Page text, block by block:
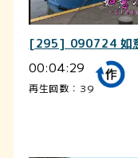
[295] 090724 如
00:04:29
再生回数：39